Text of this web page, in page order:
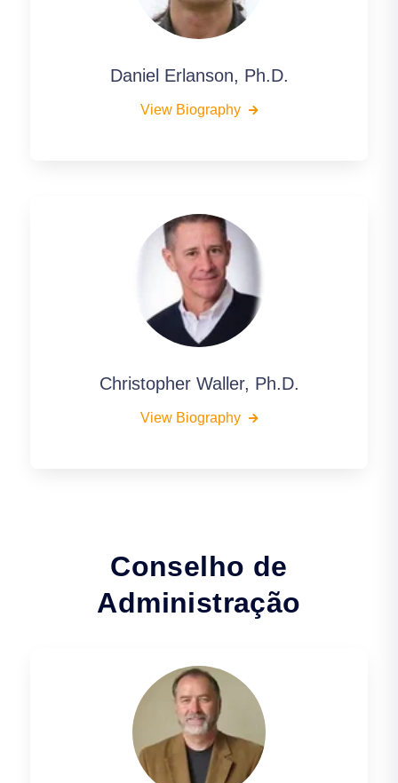
Daniel Erlanson, Ph.D.
View Biography
Christopher Waller, Ph.D.
View Biography
Conselho de
Administração